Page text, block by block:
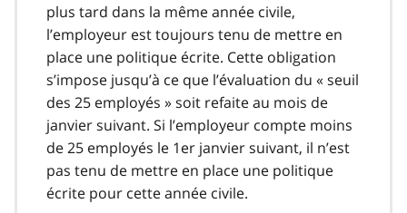
plus tard dans la même année civile,
l’employeur est toujours tenu de mettre en
place une politique écrite. Cette obligation
s’impose jusqu’à ce que l’évaluation du « seuil
des 25 employés » soit refaite au mois de
janvier suivant. Si l’employeur compte moins
de 25 employés le 1er janvier suivant, il n’est
pas tenu de mettre en place une politique
écrite pour cette année civile.